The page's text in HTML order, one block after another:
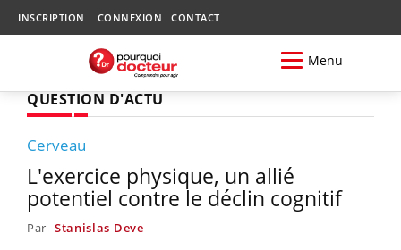
INSCRIPTION CONNEXION CONTACT
Menu
QUESTION D'ACTU
Cerveau
L'exercice physique, un allié
potentiel contre le déclin cognitif
Par Stanislas Deve